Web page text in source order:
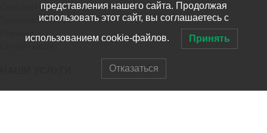
Счет без НДС
Терминал оплаты
представления нашего сайта. Продолжая
использовать этот сайт, вы соглашаетесь с
использованием cookie-файлов. Принять
Отказаться